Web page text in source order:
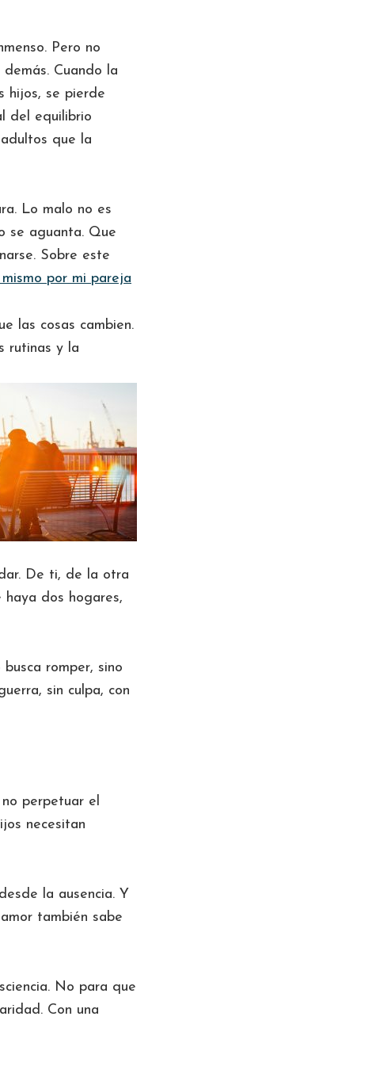
Pero no
Cuando la
hijos, se pierde
del equilibrio
que la
Lo malo no es
se aguanta. Que
Sobre este
por mi pareja
las cosas cambien.
rutinas y la
De ti, de la otra
haya dos hogares,
romper, sino
sin culpa, con
perpetuar el
necesitan
la ausencia. Y
también sabe
No para que
Con una